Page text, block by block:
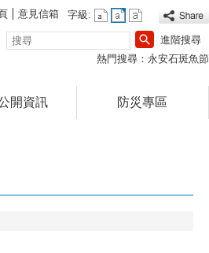
意見信箱
字級:
搜
尋
進階搜尋
熱門搜尋： 永安石斑魚節
開資訊 防災專區